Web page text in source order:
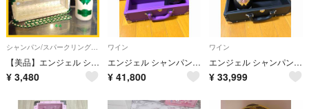
シャンパン/スパークリングワイン
【美品】エンジェル シャンパン ホワイト グリーン 空箱 ケース ボトル 鍵付
¥ 3,480
ワイン
エンジェル シャンパン ヘイロー パープル 750ml
¥ 41,800
ワイン
エンジェル シャンパン ブリュット 750ml
¥ 33,999